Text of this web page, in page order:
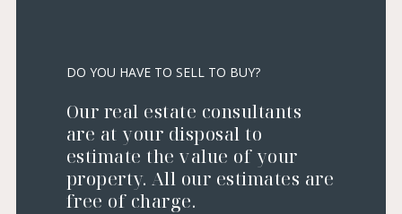
DO YOU HAVE TO SELL TO BUY?
Our real estate consultants
are at your disposal to
estimate the value of your
property. All our estimates are
free of charge.